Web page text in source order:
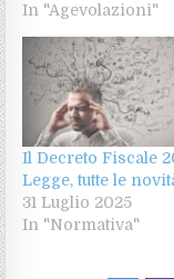
In "Agevolazioni"
Il Decreto Fiscale
Legge, tutte le
31 Luglio 2025
In "Normativa"